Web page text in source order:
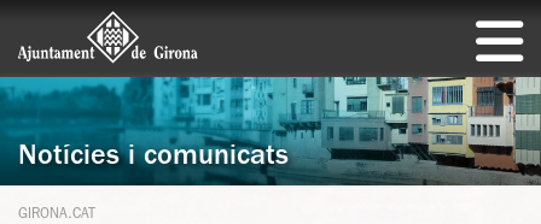
Notícies i comunicats
GIRONA.CAT